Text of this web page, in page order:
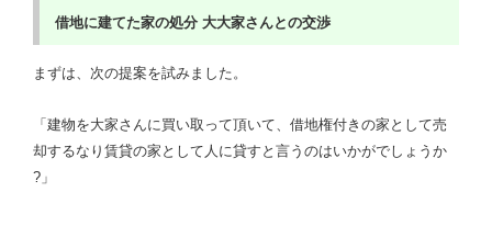
借地に建てた家の処分 大大家さんとの交渉
まずは、次の提案を試みました。
「建物を大家さんに買い取って頂いて、借地権付きの家として売
却するなり賃貸の家として人に貸すと言うのはいかがでしょうか
?」